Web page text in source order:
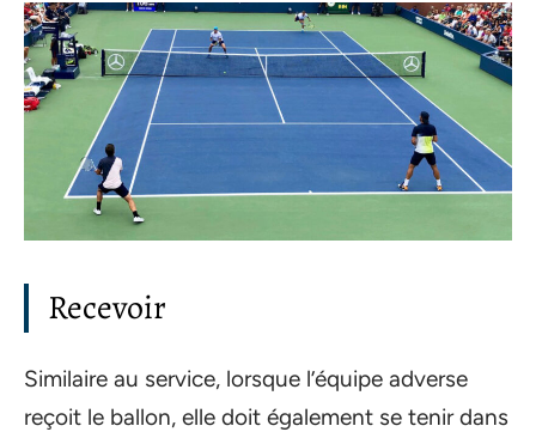
Recevoir
Similaire au service, lorsque l’équipe adverse
reçoit le ballon, elle doit également se tenir dans